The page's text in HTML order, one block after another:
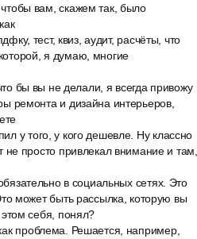
вам, скажем так, было
тест, квиз, аудит, расчёты, что
я думаю, многие
бы вы не делали, я всегда привожу
ремонта и дизайна интерьеров,
у того, у кого дешевле. Ну классно
не просто привлекал внимание и там,
в социальных сетях. Это
может быть рассылка, которую вы
этом себя, понял?
проблема. Решается, например,